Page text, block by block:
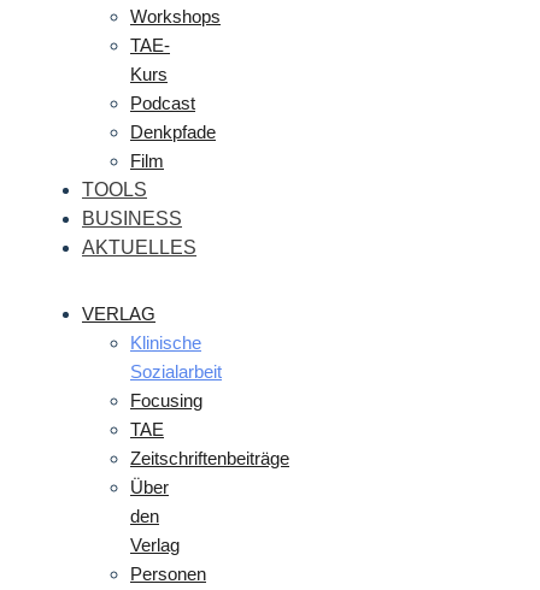
Workshops
TAE-
Kurs
Podcast
Denkpfade
Film
TOOLS
BUSINESS
AKTUELLES
VERLAG
Klinische
Sozialarbeit
Focusing
TAE
Zeitschriftenbeiträge
Über
den
Verlag
Personen